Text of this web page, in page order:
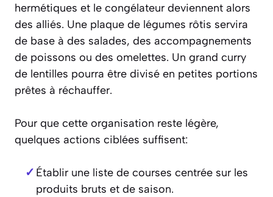
hermétiques et le congélateur deviennent alors
des alliés. Une plaque de légumes rôtis servira
de base à des salades, des accompagnements
de poissons ou des omelettes. Un grand curry
de lentilles pourra être divisé en petites portions
prêtes à réchauffer.
Pour que cette organisation reste légère,
quelques actions ciblées suffisent:
Établir une liste de courses centrée sur les
produits bruts et de saison.